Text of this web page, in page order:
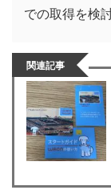
での取得を検
関連記事